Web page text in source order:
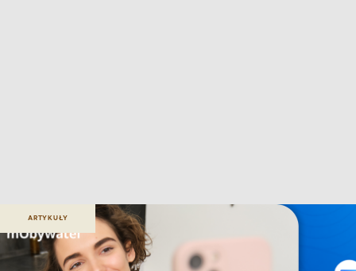
ARTYKUŁY